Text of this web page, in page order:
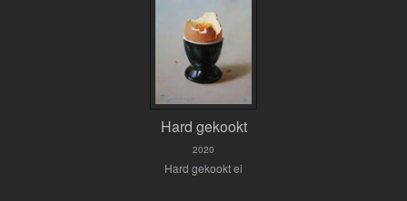
Hard gekookt
2020
Hard gekookt ei